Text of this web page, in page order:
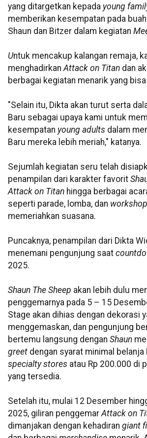
yang ditargetkan kepada young
memberikan kesempatan pada
Shaun dan Bitzer dalam kegiatan
Untuk mencakup kalangan remaja,
menghadirkanAttack on Titan dan
berbagai kegiatan menarik yang
"Selain itu, Dikta akan turut serta
Baru sebagai upaya kami untuk
kesempatan young adults dalam
Baru mereka lebih meriah," katanya.
Sejumlah kegiatan seru telah
penampilan dari karakter favorit
Attack on Titan hingga berbagai
seperti parade, lomba, dan workshop
memeriahkan suasana.
Puncaknya, penampilan dari Dikta
menemani pengunjung saat
2025.
Shaun The Sheep akan lebih dulu
penggemarnya pada 5 – 15
Stage akan dihias dengan dekorasi
menggemaskan, dan pengunjung
bertemu langsung dengan Shaun
greet dengan syarat minimal belanja
specialty stores atau Rp 200.000 di
yang tersedia.
Setelah itu, mulai 12 Desember
2025, giliran penggemarAttack on
dimanjakan dengan kehadiran giant